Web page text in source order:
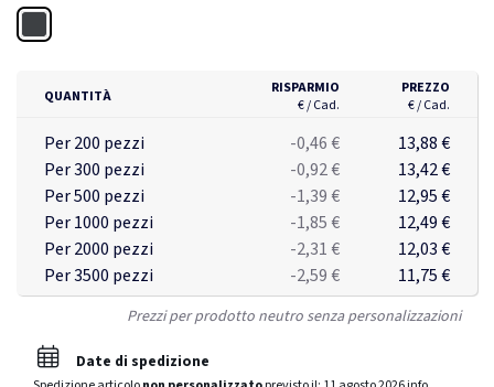
QUANTITÀ
RISPARMIO
€ / Cad.
PREZZO
€ / Cad.
Per 200 pezzi -0,46 €
13,88 €
Per 300 pezzi
-0,92 €
13,42 €
Per 500 pezzi
-1,39 €
12,95 €
Per 1000 pezzi
-1,85 €
12,49 €
Per 2000 pezzi
-2,31 €
12,03 €
Per 3500 pezzi
-2,59 € 11,75 €
Prezzi per prodotto neutro senza personalizzazioni
Date di spedizione